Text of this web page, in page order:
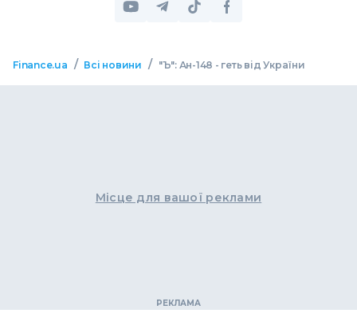
Finance.ua / Всі новини / "Ъ": Ан-148 - геть від України
Місце для вашої реклами